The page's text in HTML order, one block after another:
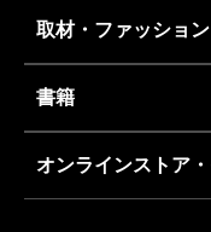
取材・ファッション
書籍
オンラインストア